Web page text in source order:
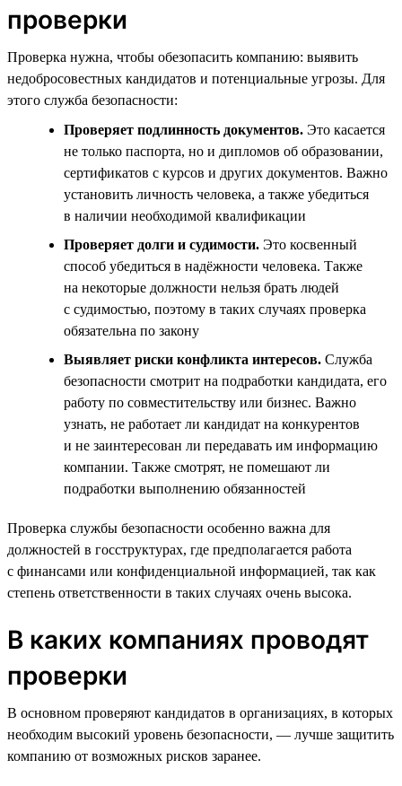
проверки
Проверка нужна, чтобы обезопасить компанию: выявить
недобросовестных кандидатов и потенциальные угрозы. Для
этого служба безопасности:
Проверяет подлинность документов. Это касается
не только паспорта, но и дипломов об образовании,
сертификатов с курсов и других документов. Важно
установить личность человека, а также убедиться
в наличии необходимой квалификации
Проверяет долги и судимости. Это косвенный
способ убедиться в надёжности человека. Также
на некоторые должности нельзя брать людей
с судимостью, поэтому в таких случаях проверка
обязательна по закону
Выявляет риски конфликта интересов. Служба
безопасности смотрит на подработки кандидата, его
работу по совместительству или бизнес. Важно
узнать, не работает ли кандидат на конкурентов
и не заинтересован ли передавать им информацию
компании. Также смотрят, не помешают ли
подработки выполнению обязанностей
Проверка службы безопасности особенно важна для
должностей в госструктурах, где предполагается работа
с финансами или конфиденциальной информацией, так как
степень ответственности в таких случаях очень высока.
В каких компаниях проводят
проверки
В основном проверяют кандидатов в организациях, в которых
необходим высокий уровень безопасности, — лучше защитить
компанию от возможных рисков заранее.